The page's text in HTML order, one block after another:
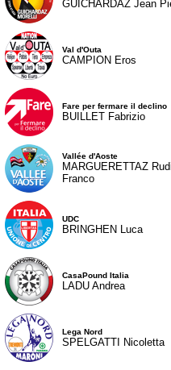
GUICHARDAZ Jean
Val d'Outa
CAMPION Eros
Fare per fermare il declino
BUILLET Fabrizio
Vallée d'Aoste
MARGUERETTAZ
Franco
UDC
BRINGHEN Luca
CasaPound Italia
LADU Andrea
Lega Nord
SPELGATTI Nicoletta